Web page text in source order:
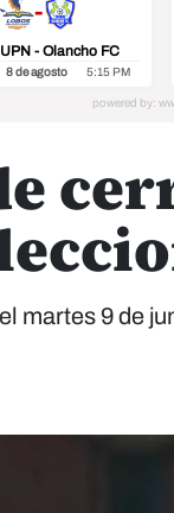
-
- Olancho FC
8 de agosto 5:15 PM
martes 9 de